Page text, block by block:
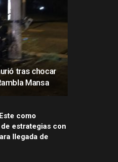
tras chocar
Mansa
como
estrategias con
llegada de